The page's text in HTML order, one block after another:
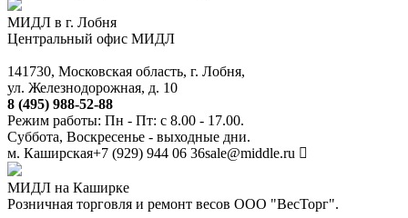
МИДЛ в г. Лобня
Центральный офис МИДЛ
141730, Московская область, г. Лобня,
ул. Железнодорожная, д. 10
8 (495) 988-52-88
Режим работы: Пн - Пт: с 8.00 - 17.00.
Суббота, Воскресенье - выходные дни.
м. Каширская+7 (929) 944 06 36sale@middle.ru
МИДЛ на Каширке
Розничная торговля и ремонт весов ООО "ВесТорг".